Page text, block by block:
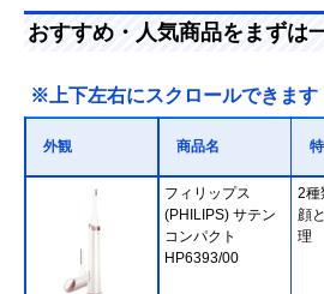
おすすめ・人気商品をまずは
※上下左右にスクロールできます
外観 商品名
フィリップス
(PHILIPS) サテン
コンパクト
HP6393/00
2種
顔
理